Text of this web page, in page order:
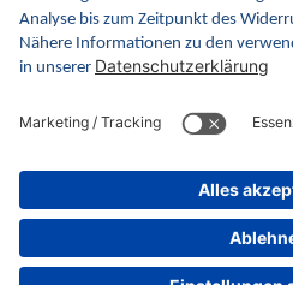
10178 Berlin
Barrierefreiheitserklärung
Datenschutz